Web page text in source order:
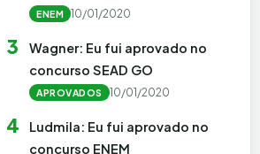
ENEM 10/01/2020
3
Wagner: Eu fui aprovado no
concurso SEAD GO
APROVADOS 10/01/2020
4
Ludmila: Eu fui aprovado no
concurso ENEM